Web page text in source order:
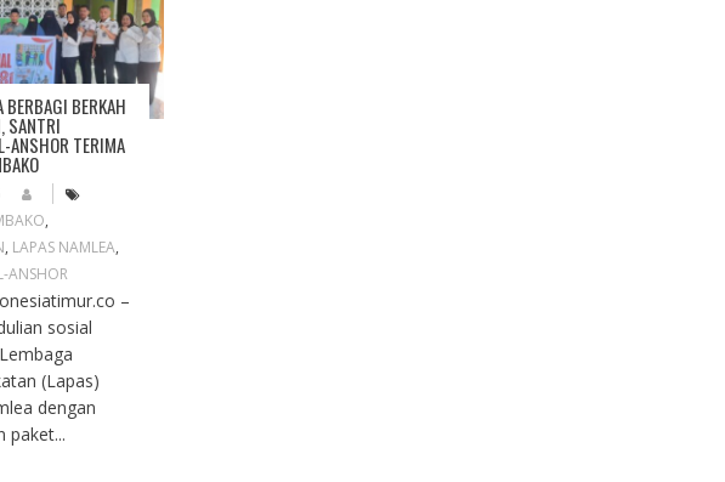
BERBAGI BERKAH
SANTRI
ANSHOR TERIMA
,
, LAPAS NAMLEA,
ANSHOR
–
sosial
(Lapas)
dengan
paket...